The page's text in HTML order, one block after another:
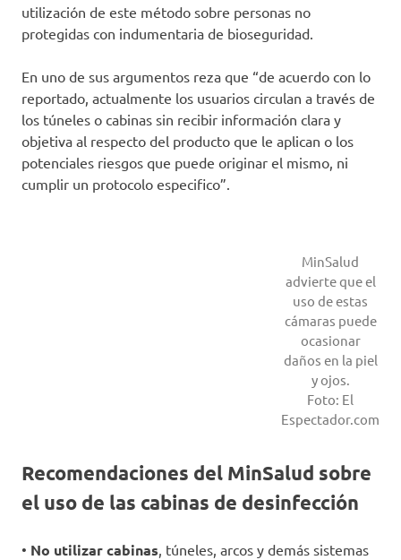
utilización de este método sobre personas no
protegidas con indumentaria de bioseguridad.
En uno de sus argumentos reza que “de acuerdo con lo
reportado, actualmente los usuarios circulan a través de
los túneles o cabinas sin recibir información clara y
objetiva al respecto del producto que le aplican o los
potenciales riesgos que puede originar el mismo, ni
cumplir un protocolo especifico”.
MinSalud
advierte que el
uso de estas
cámaras puede
ocasionar
daños en la piel
y ojos.
Foto: El
Espectador.com
Recomendaciones del MinSalud sobre
el uso de las cabinas de desinfección
• No utilizar cabinas, túneles, arcos y demás sistemas